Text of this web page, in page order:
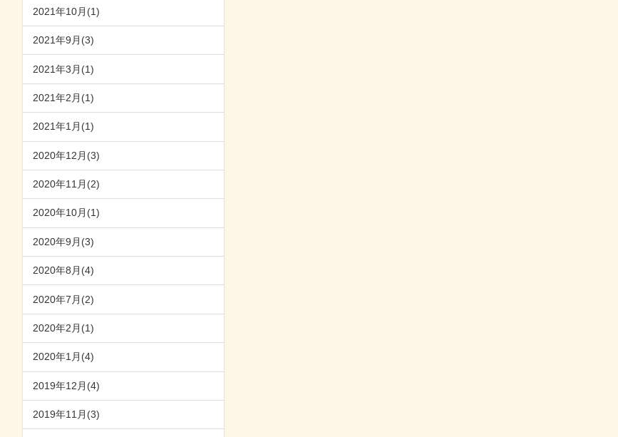
2021年10月(1)
2021年9月(3)
2021年3月(1)
2021年2月(1)
2021年1月(1)
2020年12月(3)
2020年11月(2)
2020年10月(1)
2020年9月(3)
2020年8月(4)
2020年7月(2)
2020年2月(1)
2020年1月(4)
2019年12月(4)
2019年11月(3)